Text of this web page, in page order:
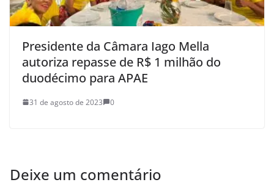
Presidente da Câmara Iago Mella
autoriza repasse de R$ 1 milhão do
duodécimo para APAE
31 de agosto de 2023 0
Deixe um comentário